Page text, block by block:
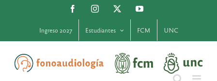
FacebookInstagram YouTube
Ingreso 2027 Estudiantes FCM UNC